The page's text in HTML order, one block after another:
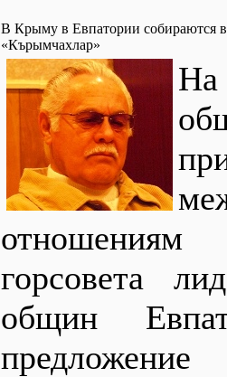
В Крыму в Евпатории собираются
«Кърымчахлар»
отношениям
горсовета
общин